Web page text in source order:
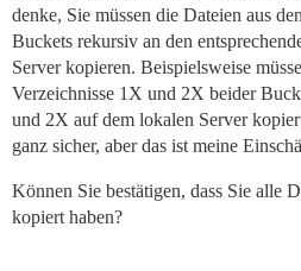
denke, Sie müssen die Dateien aus
Buckets rekursiv an den
Server kopieren. Beispielsweise
Verzeichnisse 1X und 2X beider
und 2X auf dem lokalen Server
ganz sicher, aber das ist meine
Können Sie bestätigen, dass Sie alle
kopiert haben?